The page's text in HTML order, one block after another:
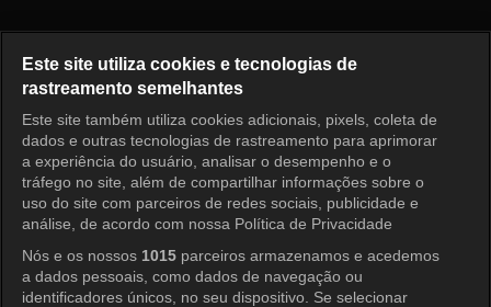
Entrar
Este site utiliza cookies e tecnologias de
rastreamento semelhantes
Este site também utiliza cookies adicionais, pixels, coleta de
dados e outras tecnologias de rastreamento para aprimorar
a experiência do usuário, analisar o desempenho e o
tráfego no site, além de compartilhar informações sobre o
uso do site com parceiros de redes sociais, publicidade e
análise, de acordo com nossa Política de Privacidade
Nós e os nossos 1015 parceiros armazenamos e acedemos
a dados pessoais, como dados de navegação ou
identificadores únicos, no seu dispositivo. Se selecionar